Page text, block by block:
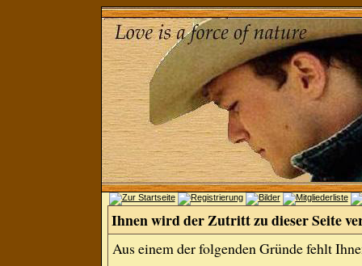
Ihnen wird der Zutritt zu dieser Seite
Aus einem der folgenden Gründe fehlt